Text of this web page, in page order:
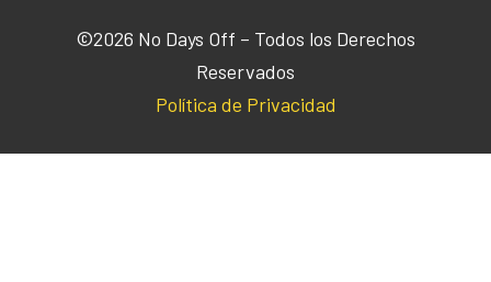
©2026 No Days Off – Todos los Derechos
Reservados
Política de Privacidad